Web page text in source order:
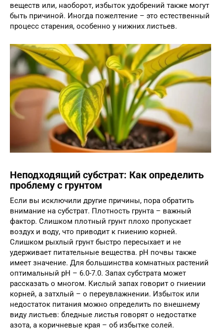
веществ или, наоборот, избыток удобрений также могут
быть причиной. Иногда пожелтение – это естественный
процесс старения, особенно у нижних листьев.
Неподходящий субстрат: Как определить
проблему с грунтом
Если вы исключили другие причины, пора обратить
внимание на субстрат. Плотность грунта – важный
фактор. Слишком плотный грунт плохо пропускает
воздух и воду, что приводит к гниению корней.
Слишком рыхлый грунт быстро пересыхает и не
удерживает питательные вещества. pH почвы также
имеет значение. Для большинства комнатных растений
оптимальный pH – 6.0-7.0. Запах субстрата может
рассказать о многом. Кислый запах говорит о гниении
корней, а затхлый – о переувлажнении. Избыток или
недостаток питания можно определить по внешнему
виду листьев: бледные листья говорят о недостатке
азота, а коричневые края – об избытке солей.